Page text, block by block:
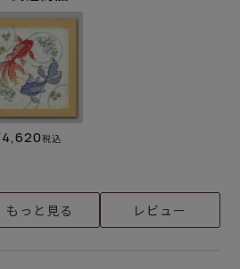
4,620税込
もっと見る レビュー